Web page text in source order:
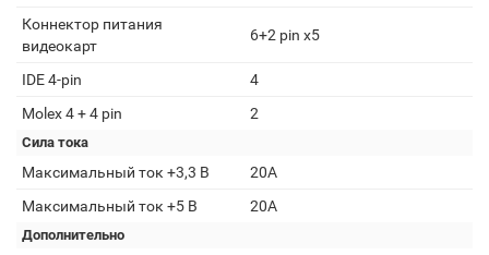
Коннектор питания
видеокарт
6+2 pin x5
IDE 4-pin
4
Molex 4 + 4 pin
2
Сила тока
Максимальный ток +3,3 В
20А
Максимальный ток +5 В
20А
Дополнительно